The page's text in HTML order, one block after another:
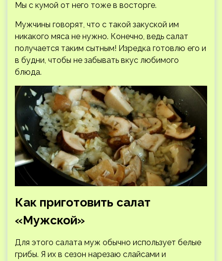
Мы с кумой от него тоже в восторге.
Мужчины говорят, что с такой закуской им
никакого мяса не нужно. Конечно, ведь салат
получается таким сытным! Изредка готовлю его и
в будни, чтобы не забывать вкус любимого
блюда.
Как приготовить салат
«Мужской»
Для этого салата муж обычно использует белые
грибы. Я их в сезон нарезаю слайсами и